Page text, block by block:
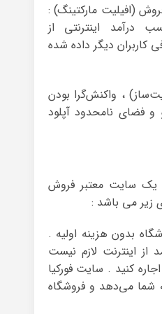
(افیلیت مارکتینگ) :
درآمد اینترنتی از
کاربران دیگر داده شده
، واکنش‌گرا بودن
و فضای نامحدود آپلود
یک سایت معتبر فروش
زیر می باشد :
بدون هزینه اولیه .
اینترنت لازم نیست
کنید . سایت فورکیا
شما می‌دهد و فروشگاه